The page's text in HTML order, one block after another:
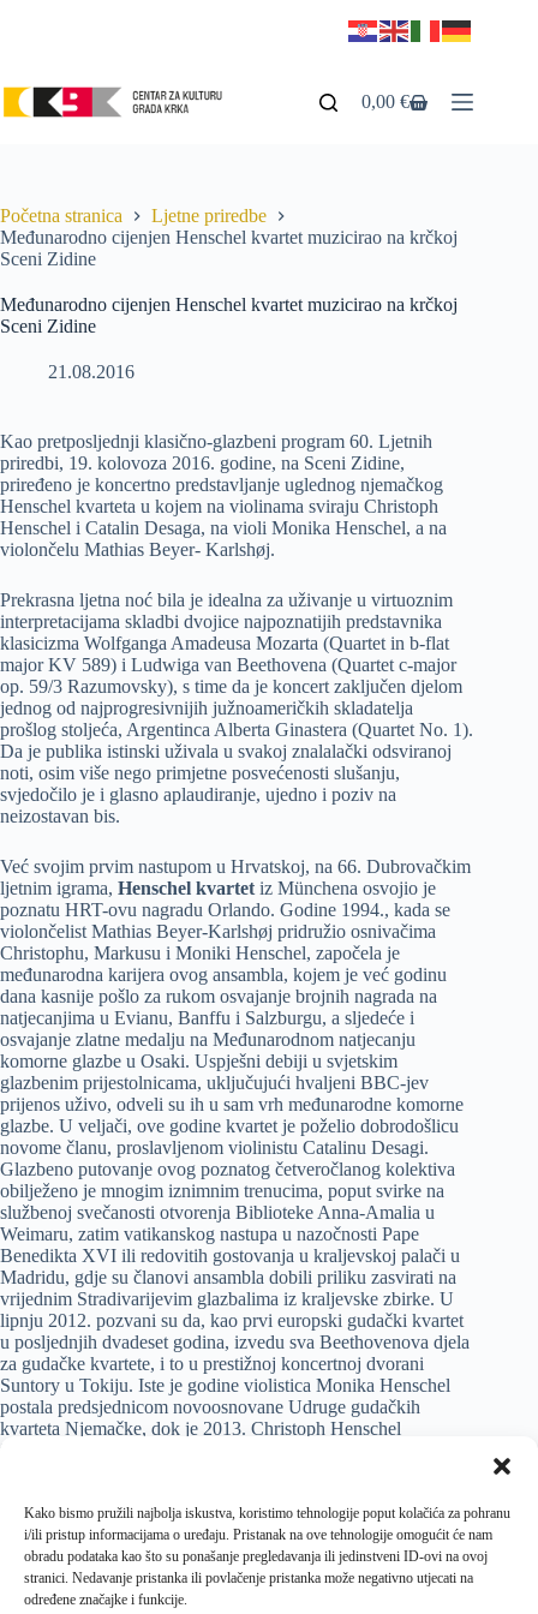
Kako bismo pružili najbolja iskustva, koristimo tehnologije poput kolačića za pohranu
i/ili pristup informacijama o uređaju. Pristanak na ove tehnologije omogućit će nam
obradu podataka kao što su ponašanje pregledavanja ili jedinstveni ID-ovi na ovoj
stranici. Nedavanje pristanka ili povlačenje pristanka može negativno utjecati na
određene značajke i funkcije.
0,00€
Početna stranica
Ljetne priredbe
Međunarodno cijenjen Henschel kvartet muzicirao na krčkoj
Sceni Zidine
Međunarodno cijenjen Henschel kvartet muzicirao na krčkoj
Sceni Zidine
21.08.2016
Kao pretposljednji klasično-glazbeni program 60. Ljetnih
priredbi, 19. kolovoza 2016. godine, na Sceni Zidine,
priređeno je koncertno predstavljanje uglednog njemačkog
Henschel kvarteta u kojem na violinama sviraju Christoph
Henschel i Catalin Desaga, na violi Monika Henschel, a na
violončelu Mathias Beyer- Karlshøj.
Prekrasna ljetna noć bila je idealna za uživanje u virtuoznim
interpretacijama skladbi dvojice najpoznatijih predstavnika
klasicizma Wolfganga Amadeusa Mozarta (Quartet in b-flat
major KV 589) i Ludwiga van Beethovena (Quartet c-major
op. 59/3 Razumovsky), s time da je koncert zaključen djelom
jednog od najprogresivnijih južnoameričkih skladatelja
prošlog stoljeća, Argentinca Alberta Ginastera (Quartet No. 1).
Da je publika istinski uživala u svakoj znalalački odsviranoj
noti, osim više nego primjetne posvećenosti slušanju,
svjedočilo je i glasno aplaudiranje, ujedno i poziv na
neizostavan bis.
Već svojim prvim nastupom u Hrvatskoj, na 66. Dubrovačkim
ljetnim igrama, Henschel kvartet iz Münchena osvojio je
poznatu HRT-ovu nagradu Orlando. Godine 1994., kada se
violončelist Mathias Beyer-Karlshøj pridružio osnivačima
Christophu, Markusu i Moniki Henschel, započela je
međunarodna karijera ovog ansambla, kojem je već godinu
dana kasnije pošlo za rukom osvajanje brojnih nagrada na
natjecanjima u Evianu, Banffu i Salzburgu, a sljedeće i
osvajanje zlatne medalju na Međunarodnom natjecanju
komorne glazbe u Osaki. Uspješni debiji u svjetskim
glazbenim prijestolnicama, uključujući hvaljeni BBC-jev
prijenos uživo, odveli su ih u sam vrh međunarodne komorne
glazbe. U veljači, ove godine kvartet je poželio dobrodošlicu
novome članu, proslavljenom violinistu Catalinu Desagi.
Glazbeno putovanje ovog poznatog četveročlanog kolektiva
obilježeno je mnogim iznimnim trenucima, poput svirke na
službenoj svečanosti otvorenja Biblioteke Anna-Amalia u
Weimaru, zatim vatikanskog nastupa u nazočnosti Pape
Benedikta XVI ili redovitih gostovanja u kraljevskoj palači u
Madridu, gdje su članovi ansambla dobili priliku zasvirati na
vrijednim Stradivarijevim glazbalima iz kraljevske zbirke. U
lipnju 2012. pozvani su da, kao prvi europski gudački kvartet
u posljednjih dvadeset godina, izvedu sva Beethovenova djela
za gudačke kvartete, i to u prestižnoj koncertnoj dvorani
Suntory u Tokiju. Iste je godine violistica Monika Henschel
postala predsjednicom novoosnovane Udruge gudačkih
kvarteta Njemačke, dok je 2013. Christoph Henschel
imenovan počasnim profesorom na Sveučilištu u Augsburgu.
Washingtonu, Yokohami i Tokiju. Snimke kvarteta dosad su
nagrađivane brojnim nagradama, uključujući i onu njemačke
kritike – Preis der Deutschen Schallplattenkritik. Njihove
nosače zvuka redovito preporučuju ugledne tiskovine, kao što
su Gramophone Magazine, The Sunday Times ili Süddeutsche